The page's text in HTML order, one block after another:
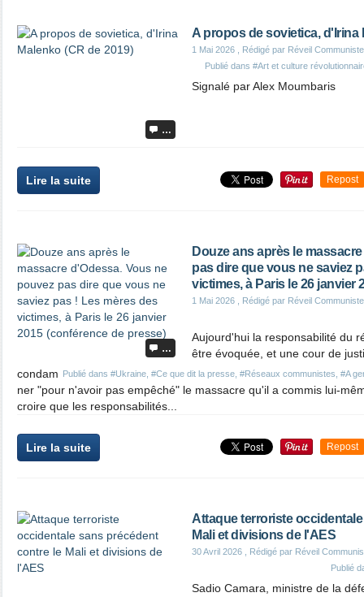
…
A propos de sovietica, d'Irina
1 Mai 2026 , Rédigé par Réveil Communiste
Publié dans #Art et culture
Signalé par Alex Moumbaris
Lire la suite Repost
…
Douze ans après le
pas dire que vous ne saviez
victimes, à Paris le 26 janvier
1 Mai 2026 , Rédigé par Réveil Communiste
Publié dans #Ukraine #Ce que dit la presse #Réseaux communistes #A
Aujourd'hui la responsabilité du
être évoquée, et une cour de
condam
ner "pour n'avoir pas empêché" le massacre qu'il a commis lui-
croire que les responsabilités...
Lire la suite Repost
Attaque terroriste
Mali et divisions de l'AES
30 Avril 2026 , Rédigé par Réveil
Publié
Sadio Camara, ministre de la